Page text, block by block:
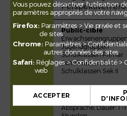
+
Perspektiven
Public-cible
Erwachsenengruppen
Jugendgruppen
Schulklassen Primar
Schulklassen Sek I
Schulklassen Sek II
Date
Montag-Freitag nach
Absprache; Dauer: 1-
Vous pouvez désactiver l'utilisation
paramètres appropriés de votre
Firefox: Paramètres > Vie privée et
de sites
Chrome: Paramètres >
autres données des sites
Safari: Réglages > Confidentialité >
web
ACCEPTER